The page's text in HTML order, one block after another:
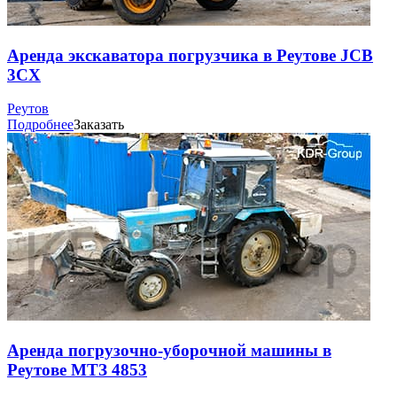
Аренда экскаватора погрузчика в Реутове JCB
3CX
Реутов
ПодробнееЗаказать
Аренда погрузочно-уборочной машины в
Реутове МТЗ 4853